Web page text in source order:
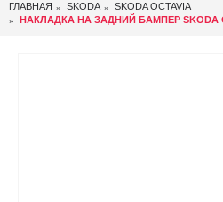
ГЛАВНАЯ SKODA
SKODA OCTAVIA
НАКЛАДКА НА ЗАДНИЙ БАМПЕР SKODA